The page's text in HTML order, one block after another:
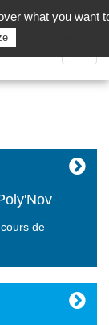
la
de
what you want